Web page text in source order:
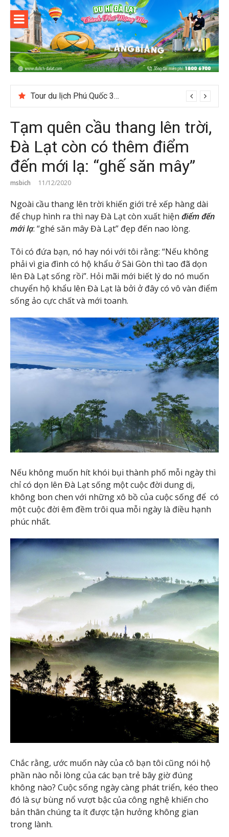
Skip
content
Du lịch Đà
Lạt
Tour du lịch Phú Quốc 3N3D: Hành trình khám phá đảo Ngọc
Tạm quên cầu thang lên trời,
Đà Lạt còn có thêm điểm
đến mới lạ: “ghế săn mây”
msbich 11/12/2020
Ngoài cầu thang lên trời khiến giới trẻ xếp hàng dài
để chụp hình ra thì nay Đà Lạt còn xuất hiện điểm đến
mới lạ: “ghé săn mây Đà Lạt” đẹp đến nao lòng.
Tôi có đứa bạn, nó hay nói với tôi rằng: “Nếu không
phải vì gia đình có hộ khẩu ở Sài Gòn thì tao đã dọn
lên Đà Lạt sống rồi”. Hỏi mãi mới biết lý do nó muốn
chuyển hộ khẩu lên Đà Lạt là bởi ở đây có vô vàn điểm
sống ảo cực chất và mới toanh.
Nếu không muốn hít khói bụi thành phố mỗi ngày thì
chỉ có dọn lên Đà Lạt sống một cuộc đời dung dị,
không bon chen với những xô bồ của cuộc sống để có
một cuộc đời êm đềm trôi qua mỗi ngày là điều hạnh
phúc nhất.
Chắc rằng, ước muốn này của cô bạn tôi cũng nói hộ
phần nào nỗi lòng của các bạn trẻ bây giờ đúng
không nào? Cuộc sống ngày càng phát triển, kéo theo
đó là sự bùng nổ vượt bậc của công nghệ khiến cho
bản thân chúng ta ít được tận hưởng không gian
trong lành.